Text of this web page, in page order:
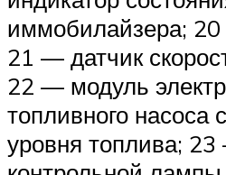
иммобилайзера;
21 — датчик
22 — модуль
топливного насоса
уровня топлива;